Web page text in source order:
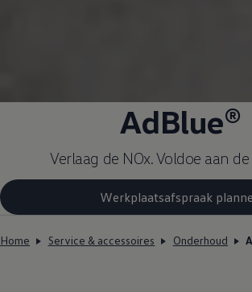
AdBlue®
Verlaag de NOx. Voldoe aan
Werkplaatsafspraak
Home Service & accessoires Onderhoud